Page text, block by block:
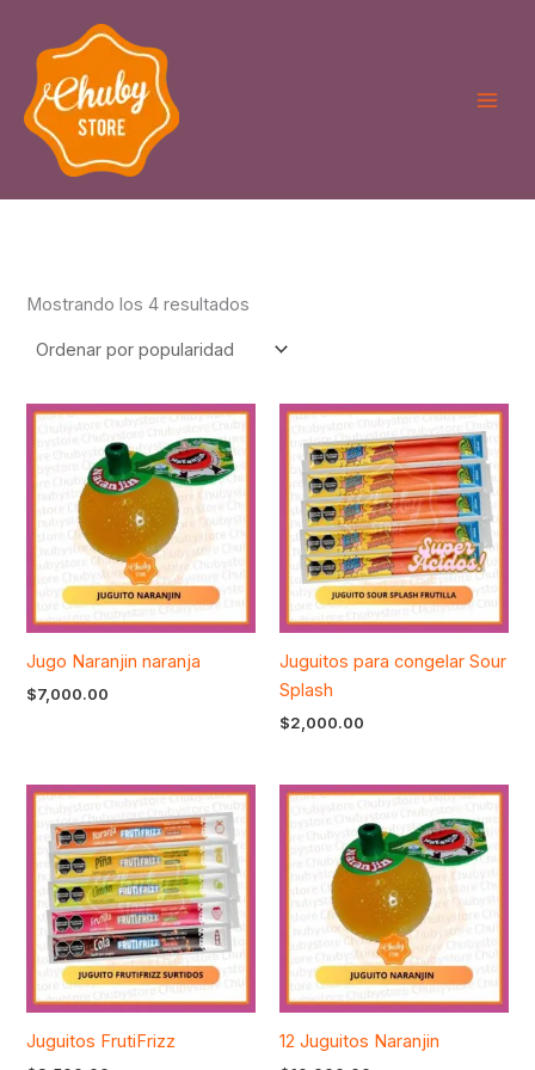
contenido
Mostrando los 4 resultados
Jugo Naranjin naranja
$7,000.00
Juguitos para congelar Sour
Splash
$2,000.00
Juguitos FrutiFrizz 12 Juguitos Naranjin